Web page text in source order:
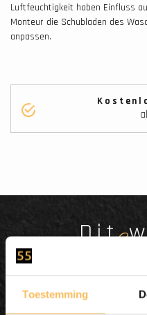
Toestemming
Luftfeuchtigkeit haben Einfluss
Monteur die Schubladen des
anpassen.
Dit